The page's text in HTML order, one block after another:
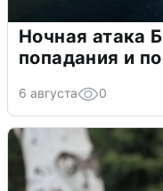
Ночная атака
попадания и
6 августа 0